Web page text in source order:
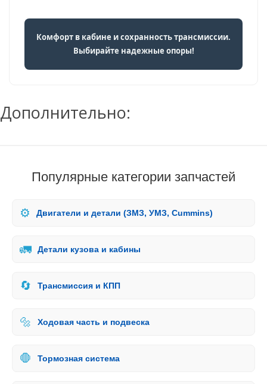
Комфорт в кабине и сохранность трансмиссии.
Выбирайте надежные опоры!
Дополнительно:
Популярные категории запчастей
⚙️ Двигатели и детали (ЗМЗ, УМЗ, Cummins)
🚛 Детали кузова и кабины
🔄 Трансмиссия и КПП
🔩 Ходовая часть и подвеска
🛑 Тормозная система